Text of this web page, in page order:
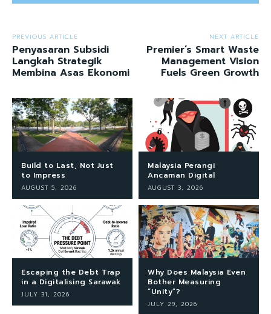
PREVIOUS ARTICLE
Penyasaran Subsidi
Langkah Strategik
Membina Asas Ekonomi
NEXT ARTICLE
Premier’s Smart Waste
Management Vision
Fuels Green Growth
Build to Last, Not Just
to Impress
AUGUST 5, 2026
Malaysia Perangi
Ancaman Digital
AUGUST 3, 2026
Escaping the Debt Trap
in a Digitalising Sarawak
JULY 31, 2026
Why Does Malaysia Even
Bother Measuring
“Unity”?
JULY 29, 2026